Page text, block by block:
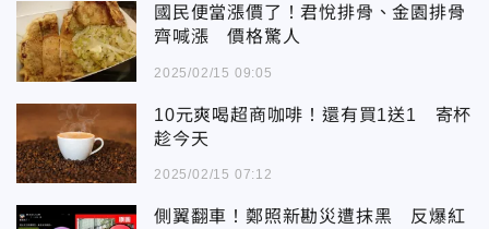
國民便當漲價了！君悅排骨、金園排骨
齊喊漲 價格驚人
2025/02/15 09:05
10元爽喝超商咖啡！還有買1送1 寄杯
趁今天
2025/02/15 07:12
側翼翻車！鄭照新勘災遭抹黑 反爆紅